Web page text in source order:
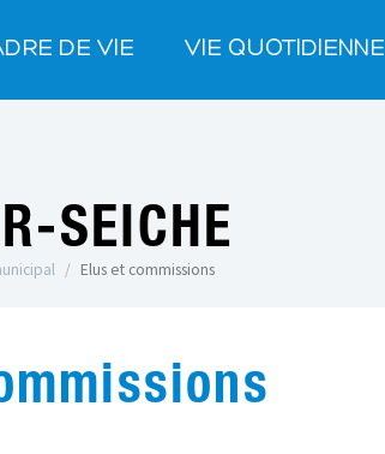
DE VIE VIE QUOTIDIENNE
SEICHE
Elus et commissions